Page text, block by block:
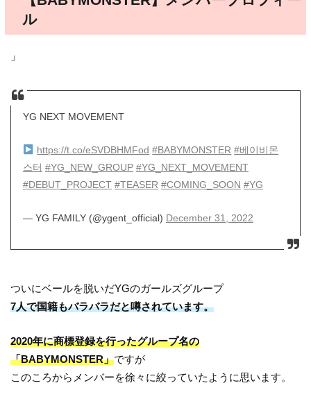
ル
」
YG NEXT MOVEMENT
https://t.co/eSVDBHMFod #BABYMONSTER #베이비몬
스터 #YG_NEW_GROUP #YG_NEXT_MOVEMENT
#DEBUT_PROJECT #TEASER #COMING_SOON #YG
— YG FAMILY (@ygent_official) December 31, 2022
ついにベールを脱いだYGのガールズグループ
7人で国籍もバラバラだと噂されています。
2020年に商標登録を行ったグループ名の
「BABYMONSTER」ですが
このころからメンバーを徐々に絞っていたように思います。